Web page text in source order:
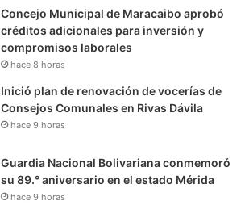
Concejo Municipal de Maracaibo aprobó
créditos adicionales para inversión y
compromisos laborales
hace 8 horas
Inició plan de renovación de vocerías de
Consejos Comunales en Rivas Dávila
hace 9 horas
Guardia Nacional Bolivariana conmemoró
su 89.° aniversario en el estado Mérida
hace 9 horas